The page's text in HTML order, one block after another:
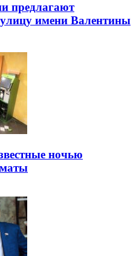
предлагают
имени Валентины
ночью